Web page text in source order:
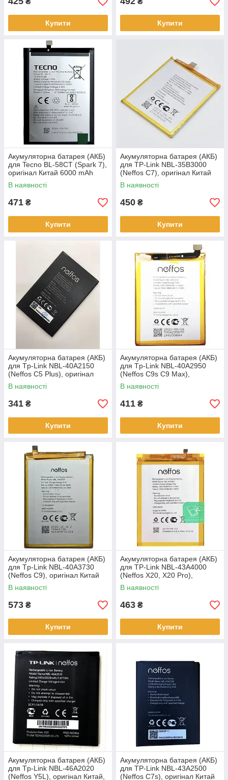
Купити Купити
Акумуляторна батарея (АКБ)
для Tecno BL-58CT (Spark 7),
оригінал Китай 6000 mAh
В наявності
471 ₴
Купити
Акумуляторна батарея (АКБ)
для TP-Link NBL-35B3000
(Neffos C7), оригінал Китай
3000 mAh
В наявності
450 ₴
Купити
Акумуляторна батарея (АКБ)
для Tp-Link NBL-40A2150
(Neffos C5 Plus), оригінал
Китай 2200 mAh,
В наявності
341 ₴
Купити
Акумуляторна батарея (АКБ)
для Tp-Link NBL-40A2950
(Neffos C9s C9 Max),
оригінал Китай, 3000 mAh,
В наявності
411 ₴
Купити
Акумуляторна батарея (АКБ)
для Tp-Link NBL-40A3730
(Neffos C9), оригінал Китай
3730 mAh
В наявності
573 ₴
Купити
Акумуляторна батарея (АКБ)
для TP-Link NBL-43A4000
(Neffos X20, X20 Pro),
оригінал Китай 4000 mAh
В наявності
463 ₴
Купити
Акумуляторна батарея (АКБ)
для Tp-Link NBL-46A2020
(Neffos Y5L), оригінал Китай,
Акумуляторна батарея (АКБ)
для TP-Link NBL-43A2500
(Neffos C7s), оригінал Китай